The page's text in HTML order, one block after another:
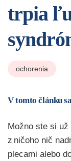
trpia
ochorenia
V tomto článku
Možno ste si
z ničoho nič
plecami alebo